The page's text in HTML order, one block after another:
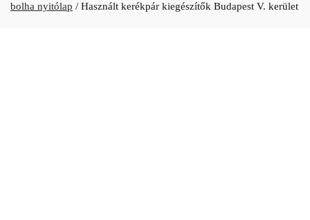
bolha nyitólap / Használt kerékpár kiegészítők Budapest V. kerület